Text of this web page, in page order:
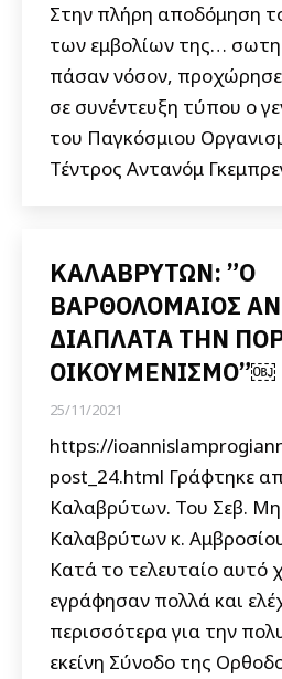
Στην πλήρη αποδόμηση
των εμβολίων της…
πάσαν νόσον, προχώρησε
σε συνέντευξη τύπου ο
του Παγκόσμιου
Τέντρος Αντανόμ
KΑΛΑΒΡΥΤΩΝ: ”Ο
ΒΑΡΘΟΛΟΜΑΙΟΣ
ΔΙΑΠΛΑΤΑ ΤΗΝ
ΟΙΚΟΥΜΕΝΙΣΜΟ”￼
25/11/2021
https://
post_24.html Γράφτηκε
Καλαβρύτων. Του Σεβ.
Καλαβρύτων κ.
Κατά το τελευταίο αυτό
εγράφησαν πολλά και
περισσότερα για την
εκείνη Σύνοδο της